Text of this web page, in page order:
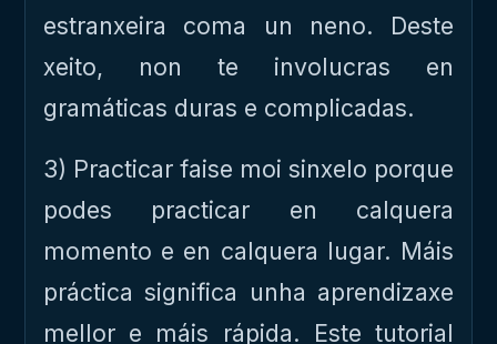
estranxeira coma un neno. Deste
xeito, non te involucras en
gramáticas duras e complicadas.
3) Practicar faise moi sinxelo porque
podes practicar en calquera
momento e en calquera lugar. Máis
práctica significa unha aprendizaxe
mellor e máis rápida. Este tutorial